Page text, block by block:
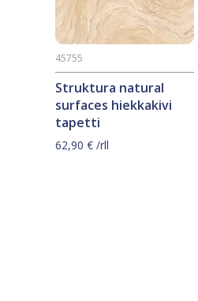
Struktura natural
surfaces hiekkakivi
tapetti
45755
62,90 € /rll